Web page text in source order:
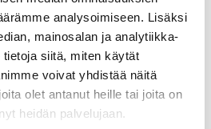
analysoimiseen. Lisäksi
mainosalan ja analytiikka-
siitä, miten käytät
voivat yhdistää näitä
olet antanut heille tai joita on
heidän palvelujaan.